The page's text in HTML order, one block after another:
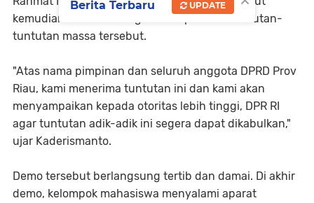
kemudian menandatangani kesepakatan tuntutan-
tuntutan massa tersebut.
"Atas nama pimpinan dan seluruh anggota DPRD Prov
Riau, kami menerima tuntutan ini dan kami akan
menyampaikan kepada otoritas lebih tinggi, DPR RI
agar tuntutan adik-adik ini segera dapat dikabulkan,"
ujar Kaderismanto.
Demo tersebut berlangsung tertib dan damai. Di akhir
demo, kelompok mahasiswa menyalami aparat
Berita Terbaru UPDATE